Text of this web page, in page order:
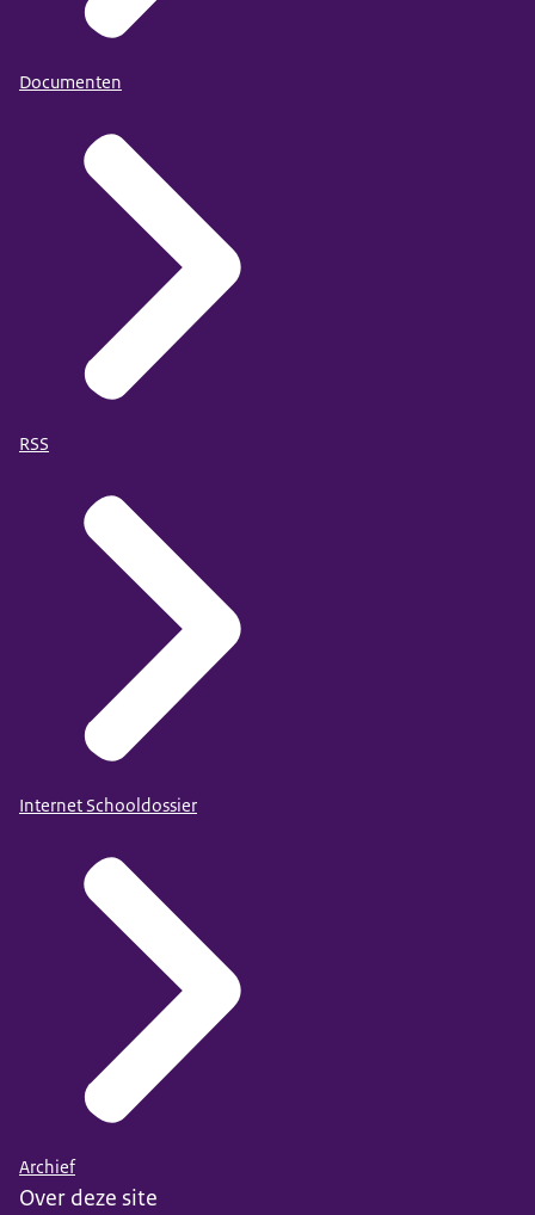
Documenten
RSS
Internet Schooldossier
Archief
Over deze site